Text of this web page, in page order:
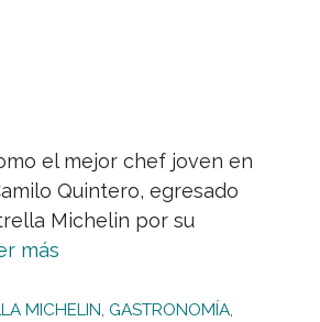
el mejor chef joven en
Quintero, egresado
Michelin por su
más
MICHELIN,GASTRONOMÍA,